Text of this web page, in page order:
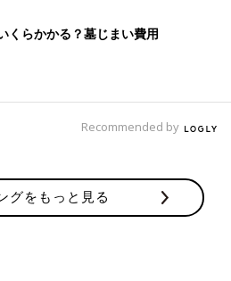
くらかかる？墓じまい費用
Recommended by
グをもっと見る